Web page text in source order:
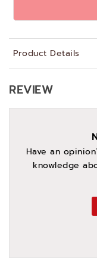
Product Details
REVIEW
Have an
knowledge